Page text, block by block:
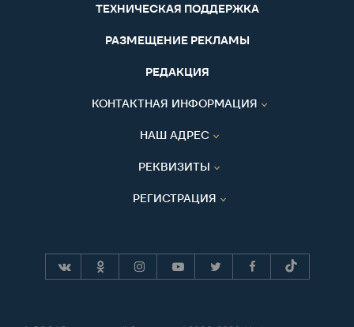
ТЕХНИЧЕСКАЯ ПОДДЕРЖКА
РАЗМЕЩЕНИЕ РЕКЛАМЫ
РЕДАКЦИЯ
КОНТАКТНАЯ ИНФОРМАЦИЯ
НАШ АДРЕС
РЕКВИЗИТЫ
РЕГИСТРАЦИЯ